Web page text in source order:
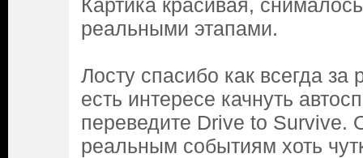
Картика красивая,
реальными этапами.
Лосту спасибо как всегда за
есть интересе качнуть
переведите Drive to Survive.
реальным событиям хоть